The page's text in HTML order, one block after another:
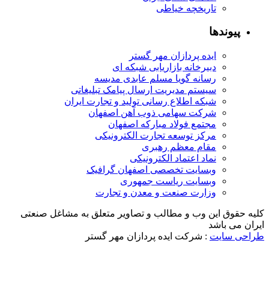
تاریخچه خیاطی
پیوندها
ایده پردازان مهر گستر
دبیرخانه بازاریابی شبکه ای
رسانه گویا مسلم عابدی مدیسه
سیستم مدیریت ارسال پیامک تبلیغاتی
شبکه اطلاع رسانی تولید و تجارت ایران
شرکت سهامی ذوب آهن اصفهان
مجتمع فولاد مبارکه اصفهان
مرکز توسعه تجارت الکترونیکی
مقام معظم رهبری
نماد اعتماد الکترونیکی
وبسایت تخصصی اصفهان گرافیک
وبسایت ریاست جمهوری
وزارت صنعت و معدن و تجارت
حقوق این وب و مطالب و تصاویر متعلق به مشاغل صنعتی
می باشد
سایت: شرکت ایده پردازان مهر گستر